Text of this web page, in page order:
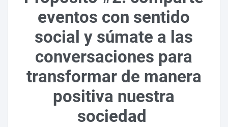
eventos con sentido
social y súmate a las
conversaciones para
transformar de manera
positiva nuestra
sociedad